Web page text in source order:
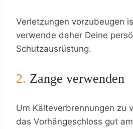
Verletzungen vorzubeugen
verwende daher Deine
Schutzausrüstung.
2. Zange verwenden
Um Kälteverbrennungen zu
das Vorhängeschloss gut